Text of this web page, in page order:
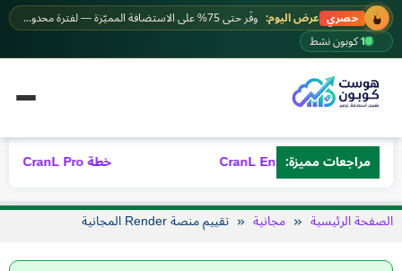
تخطى
إلى
حصري عرض اليوم: وفّر حتى 75% على الاستضافة المميّزة — لفترة محدودة.
17كوبون نشط
مراجعات مميزة:
الصفحة الرئيسية مجانية تقييم منصة Render المجانية